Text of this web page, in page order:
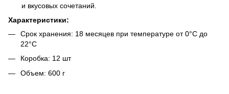
и вкусовых сочетаний.
Характеристики:
Срок хранения: 18 месяцев при температуре от 0°C до
22°C
Коробка: 12 шт
Объем: 600 г